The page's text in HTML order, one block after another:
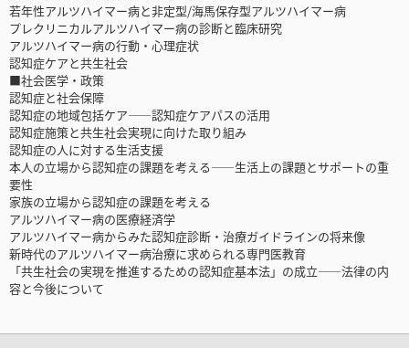
若年性アルツハイマー病と非定型/海馬保存型アルツハイマー病
プレクリニカルアルツハイマー病の診断と臨床研究
アルツハイマー病の行動・心理症状
認知症ケアと共生社会
■社会医学・政策
認知症と社会保障
認知症の地域包括ケア――認知症ケアパスの活用
認知症施策と共生社会実現に向けた取り組み
認知症の人に対する生活支援
本人の立場から認知症の課題を考える――生活上の課題とサポートの重
要性
家族の立場から認知症の課題を考える
アルツハイマー病の医療経済学
アルツハイマー病からみた認知症診断・治療ガイドラインの将来像
新時代のアルツハイマー病治療に求められる専門医教育
「共生社会の実現を推進するための認知症基本法」の成立――法律の内
容と今後について